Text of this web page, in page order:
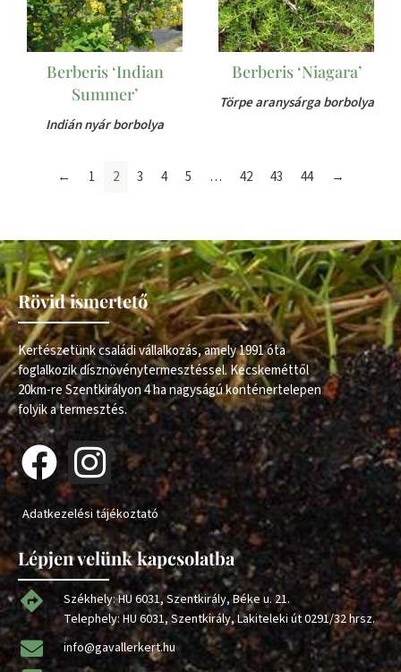
Berberis ‘Indian
Summer’
Indián nyár borbolya
Berberis ‘Niagara’
Törpe aranysárga borbolya
← 1 2 3 4 5 … 42 43 44 →
Rövid ismertető
Kertészetünk családi vállalkozás, amely 1991 óta
foglalkozik dísznövénytermesztéssel. Kecskeméttől
20km-re Szentkirályon 4 ha nagyságú konténertelepen
folyik a termesztés.
Adatkezelési tájékoztató
Lépjen velünk kapcsolatba
Székhely: HU 6031, Szentkirály, Béke u. 21.
Telephely: HU 6031, Szentkirály, Lakiteleki út 0291/32 hrsz.
info@gavallerkert.hu